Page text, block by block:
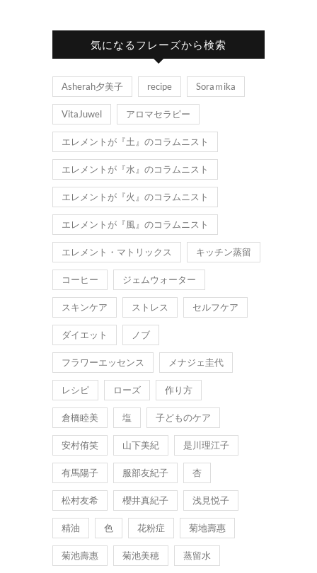
気になるフレーズから検索
Asherah夕美子 recipe Soraｍika
VitaJuwel アロマセラピー
エレメントが『土』のコラムニスト
エレメントが『水』のコラムニスト
エレメントが『火』のコラムニスト
エレメントが『風』のコラムニスト
エレメント・マトリックス キッチン蒸留
コーヒー ジェムウォーター
スキンケア ストレス セルフケア
ダイエット ノブ
フラワーエッセンス メナジェ圭代
レシピ ローズ 作り方
倉橋睦美 塩 子どものケア
安村侑笑 山下美紀 是川理江子
有馬陽子 服部友紀子 杏
松村友希 櫻井真紀子 浅見悦子
精油 色 花粉症 菊地壽惠
菊池壽惠 菊池美穂 蒸留水